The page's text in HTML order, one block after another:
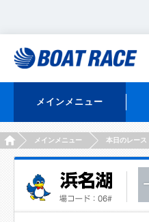
メインメニュー
HOMEメインメニュー 本日のレース